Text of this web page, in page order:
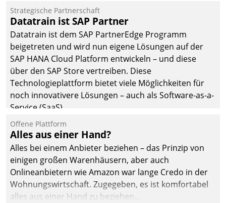
Strategische Partnerschaft
Datatrain ist SAP Partner
Datatrain ist dem SAP PartnerEdge Programm
beigetreten und wird nun eigene Lösungen auf der
SAP HANA Cloud Platform entwickeln – und diese
über den SAP Store vertreiben. Diese
Technologieplattform bietet viele Möglichkeiten für
noch innovativere Lösungen – auch als Software-as-a-
Service (SaaS).
Offene Plattform
Alles aus einer Hand?
Alles bei einem Anbieter beziehen – das Prinzip von
einigen großen Warenhäusern, aber auch
Onlineanbietern wie Amazon war lange Credo in der
Wohnungswirtschaft. Zugegeben, es ist komfortabel
alles aus einer Hand zu beziehen...